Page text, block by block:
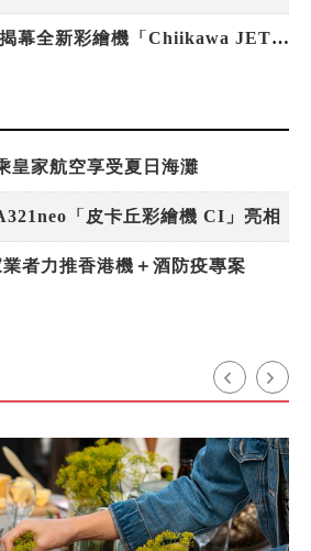
ANAｘ吉伊卡哇揭幕全新彩繪機「Chiikawa JET」
皇家航空享受夏日海灘
「皮卡丘彩繪機 CI」亮相
者力推香港機＋酒防疫專案